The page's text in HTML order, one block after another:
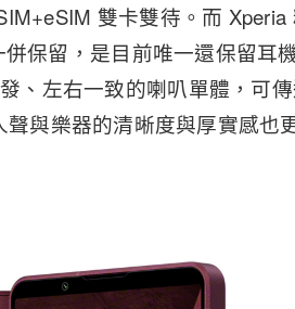
雙卡雙待。而
保留，是目前唯一還保留耳
、左右一致的喇叭單體，可
與樂器的清晰度與厚實感也